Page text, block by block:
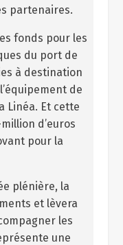
partenaires.
fonds pour les
du port de
à destination
de
Linéa. Et cette
d’euros
pour la
plénière, la
et lèvera
les
une